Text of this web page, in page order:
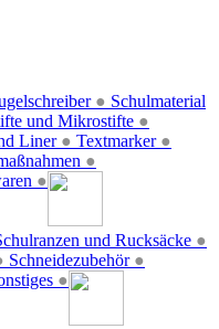
●
und Mikrostifte ●
Liner ● Textmarker ●
●
●
Schulmaterial
und Rucksäcke ●
Schneidezubehör ●
●